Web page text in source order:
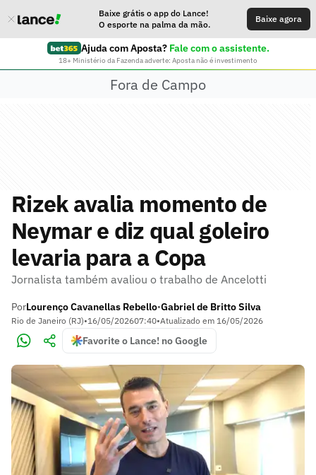
Baixe grátis o app do Lance!
O esporte na palma da mão.
Baixe agora
Ajuda com Aposta? Fale com o assistente.
18+ Ministério da Fazenda adverte: Aposta não é investimento
Fora de Campo
Rizek avalia momento de
Neymar e diz qual goleiro
levaria para a Copa
Jornalista também avaliou o trabalho de Ancelotti
PorLourenço Cavanellas Rebello•Gabriel de Britto Silva
Rio de Janeiro (RJ)•16/05/202607:40•Atualizado em 16/05/2026
Favorite o Lance! no Google